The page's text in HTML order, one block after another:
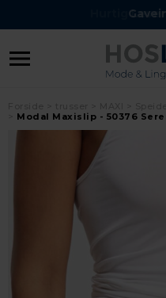
Hurtig
Modal Maxislip - 50376